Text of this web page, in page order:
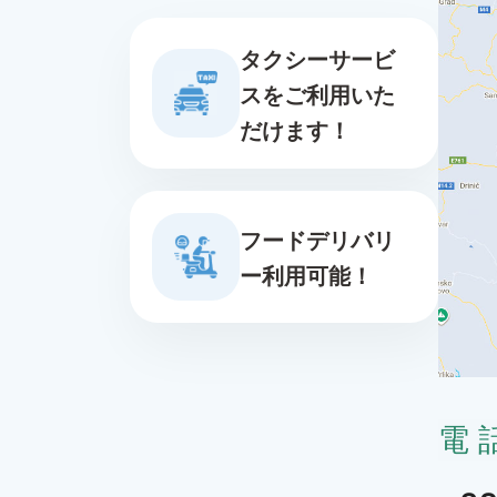
タクシーサービ
スをご利用いた
だけます！
フードデリバリ
ー利用可能！
電